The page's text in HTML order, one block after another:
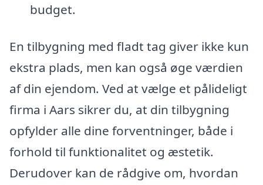
budget.
En tilbygning med fladt tag giver ikke kun
ekstra plads, men kan også øge værdien
af din ejendom. Ved at vælge et pålideligt
firma i Aars sikrer du, at din tilbygning
opfylder alle dine forventninger, både i
forhold til funktionalitet og æstetik.
Derudover kan de rådgive om, hvordan